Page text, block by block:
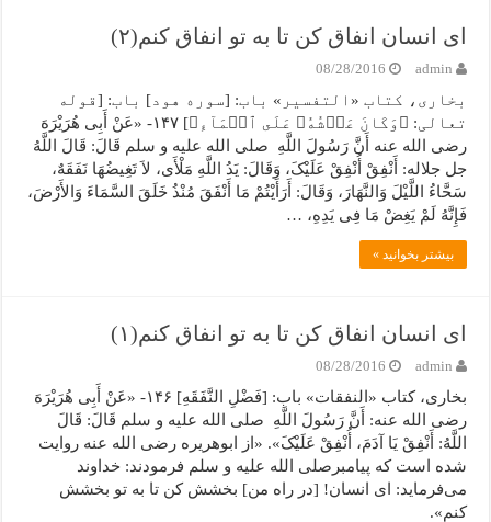
ای انسان انفاق کن تا به تو انفاق کنم(۲)
admin
08/28/2016
بخاری، کتاب «التفسیر» باب: [سوره هود] باب: [قوله
تعالی: ﴿وَکَانَ عَرۡشُهُۥ عَلَى ٱلۡمَآءِ﴾] ۱۴۷- «عَنْ أَبِی هُرَیْرَهَ
رضی الله عنه أَنَّ رَسُولَ اللَّهِ صلی الله علیه و سلم قَالَ: قَالَ اللَّهُ
جل جلاله: أَنْفِقْ أُنْفِقْ عَلَیْکَ، وَقَالَ: یَدُ اللَّهِ مَلْأَى، لاَ تَغِیضُهَا نَفَقَهٌ،
سَحَّاءُ اللَّیْلَ وَالنَّهَارَ، وَقَالَ: أَرَأَیْتُمْ مَا أَنْفَقَ مُنْذُ خَلَقَ السَّمَاءَ وَالأَرْضَ،
فَإِنَّهُ لَمْ یَغِضْ مَا فِی یَدِهِ، …
بیشتر بخوانید »
ای انسان انفاق کن تا به تو انفاق کنم(۱)
admin
08/28/2016
بخاری، کتاب «النفقات» باب: [فَضْلِ النَّفَقَهِ] ۱۴۶- «عَنْ أَبِی هُرَیْرَهَ
رضی الله عنه: أَنَّ رَسُولَ اللَّهِ صلی الله علیه و سلم قَالَ: قَالَ
اللَّهُ: أَنْفِقْ یَا آدَمَ، أُنْفِقْ عَلَیْکَ». «از ابوهریره رضی الله عنه روایت
شده است که پیامبرصلی الله علیه و سلم فرمودند: خداوند
می‌فرماید: ای انسان! [در راه من] بخشش کن تا به تو بخشش
کنم».